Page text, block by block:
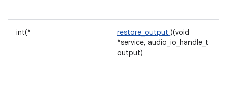
int(* restore_output )(void
*service, audio_io_handle_t
output)